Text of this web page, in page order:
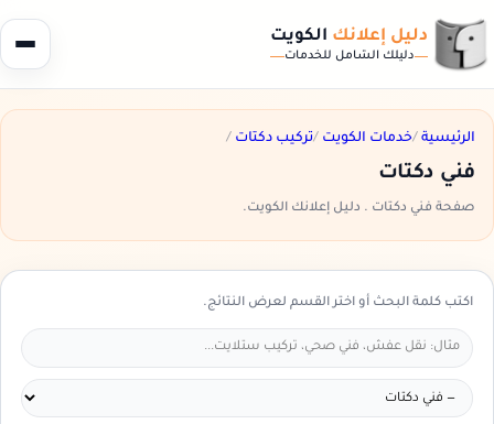
دليل إعلانك الكويت
دليلك الشامل للخدمات
الرئيسية /خدمات الكويت /تركيب دكتات /
فني دكتات
صفحة فني دكتات . دليل إعلانك الكويت.
اكتب كلمة البحث أو اختر القسم لعرض النتائج.